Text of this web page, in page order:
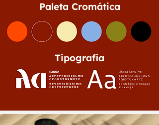
Paleta Cromática
Tipografia